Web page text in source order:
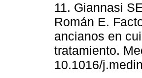
11. Giannasi
Román E.
ancianos en
tratamiento.
10.1016/